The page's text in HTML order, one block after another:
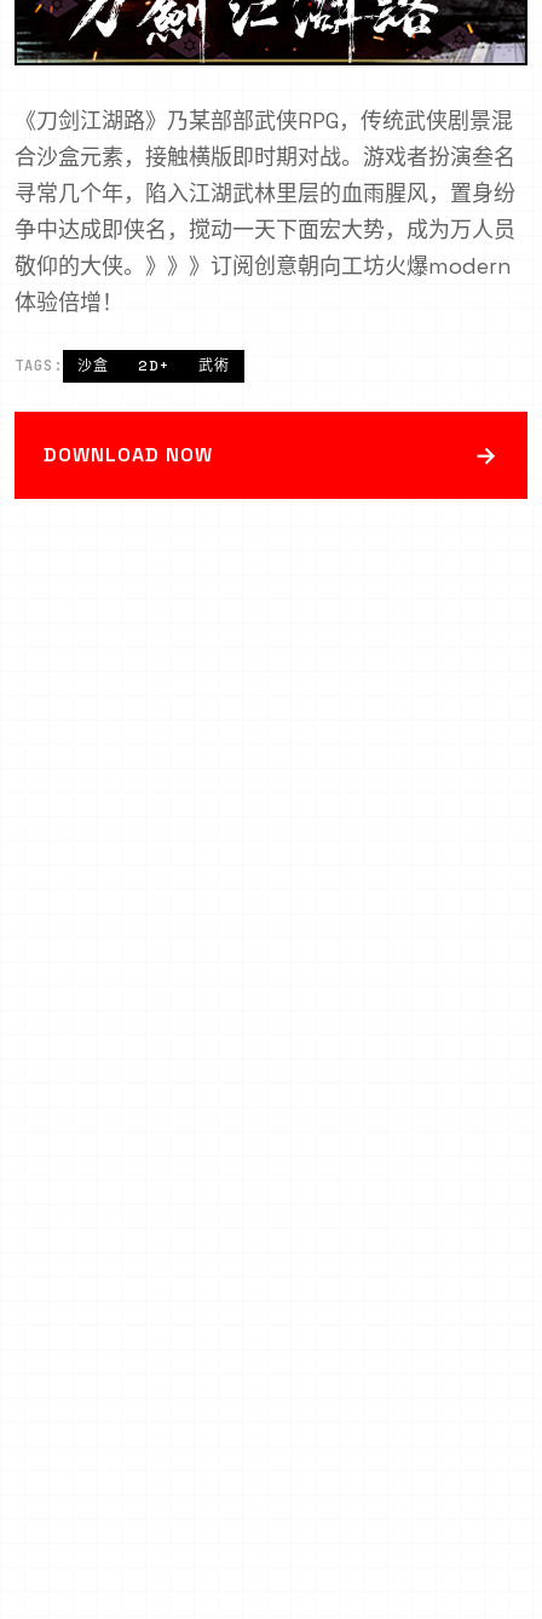
《刀剑江湖路》乃某部部武侠RPG，传统武侠剧景混
合沙盒元素，接触横版即时期对战。游戏者扮演叁名
寻常几个年，陷入江湖武林里层的血雨腥风，置身纷
争中达成即侠名，搅动一天下面宏大势，成为万人员
敬仰的大侠。》》》订阅创意朝向工坊火爆modern
体验倍增！
TAGS: 沙盒 2D+ 武術
DOWNLOAD NOW →